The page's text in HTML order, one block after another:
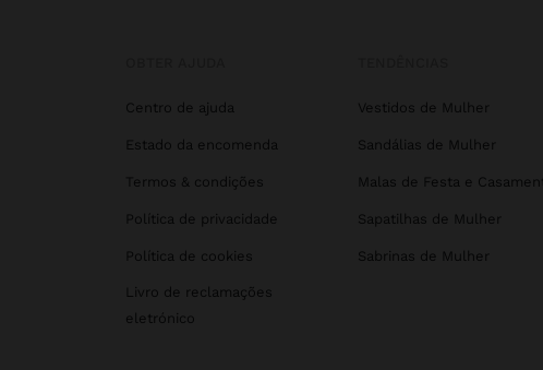
Centro de ajuda
Estado da encomenda
Termos & condições
Política de privacidade
Política de cookies
Livro de reclamações
eletrónico
Vestidos de Mulher
Sandálias de Mulher
Malas de Festa e
Sapatilhas de Mulher
Sabrinas de Mulher